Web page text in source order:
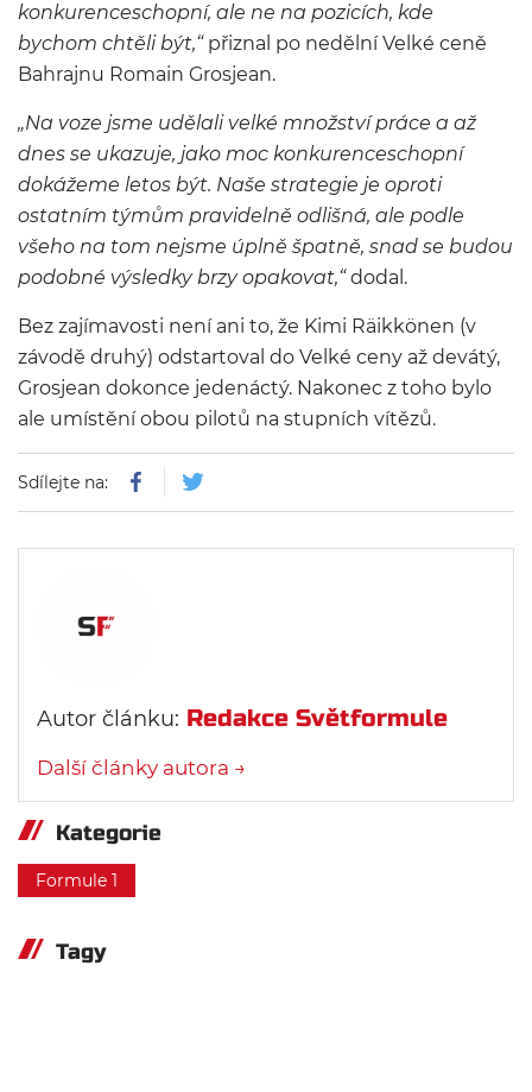
konkurenceschopní, ale ne na pozicích, kde
bychom chtěli být,“přiznal po nedělní Velké ceně
Bahrajnu Romain Grosjean.
„Na voze jsme udělali velké množství práce a až
dnes se ukazuje, jako moc konkurenceschopní
dokážeme letos být. Naše strategie je oproti
ostatním týmům pravidelně odlišná, ale podle
všeho na tom nejsme úplně špatně, snad se budou
podobné výsledky brzy opakovat,“dodal.
Bez zajímavosti není ani to, že Kimi Räikkönen (v
závodě druhý) odstartoval do Velké ceny až devátý,
Grosjean dokonce jedenáctý. Nakonec z toho bylo
ale umístění obou pilotů na stupních vítězů.
Sdílejte na:
Autor článku: Redakce Světformule
Další články autora →
Kategorie
Formule 1
Tagy